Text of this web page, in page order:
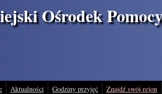
Ośrodek
Aktualności Godziny przyjęć Znajdź swój rejon